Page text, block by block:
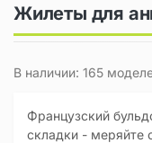
Жилеты для
В наличии: 165
Французский
складки - меряйте